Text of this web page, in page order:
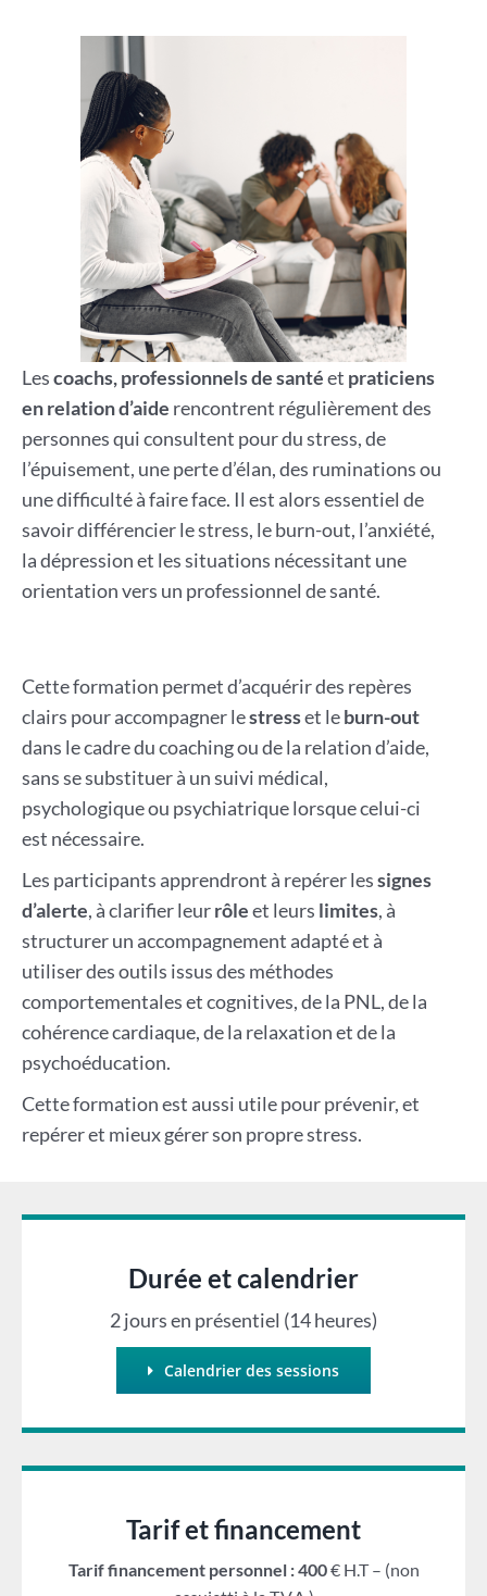
Lescoachs, professionnels de santéet praticiens
en relation d’aide rencontrent régulièrement des
personnes qui consultent pour du stress, de
l’épuisement, une perte d’élan, des ruminations ou
une difficulté à faire face. Il est alors essentiel de
savoir différencier le stress, le burn-out, l’anxiété,
la dépression et les situations nécessitant une
orientation vers un professionnel de santé.
Cette formation permet d’acquérir des repères
clairs pour accompagner lestresset leburn-out
dans le cadre du coaching ou de la relation d’aide,
sans se substituer à un suivi médical,
psychologique ou psychiatrique lorsque celui-ci
est nécessaire.
Les participants apprendront à repérer lessignes
d’alerte, à clarifier leurrôleet leurs limites, à
structurer un accompagnement adapté et à
utiliser des outils issus des méthodes
comportementales et cognitives, de la PNL, de la
cohérence cardiaque, de la relaxation et de la
psychoéducation.
Cette formation est aussi utile pour prévenir, et
repérer et mieux gérer son propre stress.
Durée et calendrier
2 jours en présentiel (14 heures)
Calendrier des sessions
Tarif et financement
Tarif financement personnel : 400€ H.T – (non